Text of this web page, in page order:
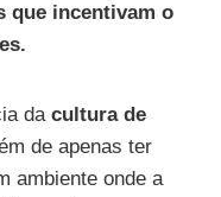
que incentivam o
da cultura de
de apenas ter
ambiente onde a